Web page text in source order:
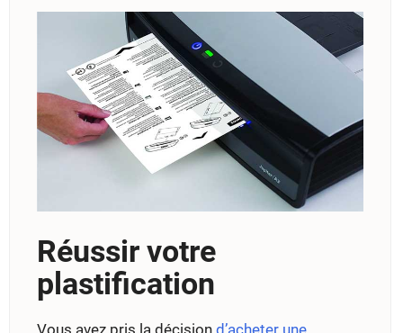
Réussir votre
plastification
Vous avez pris la décision d’acheter une